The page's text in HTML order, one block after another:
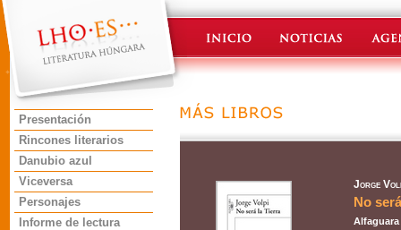
Presentación
Rincones literarios
Danubio azul
Viceversa
Personajes
Informe de lectura
Jorge
No
Alfaguara